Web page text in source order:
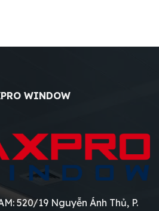
WINDOW
520/19 Nguyễn Ánh Thủ, P.